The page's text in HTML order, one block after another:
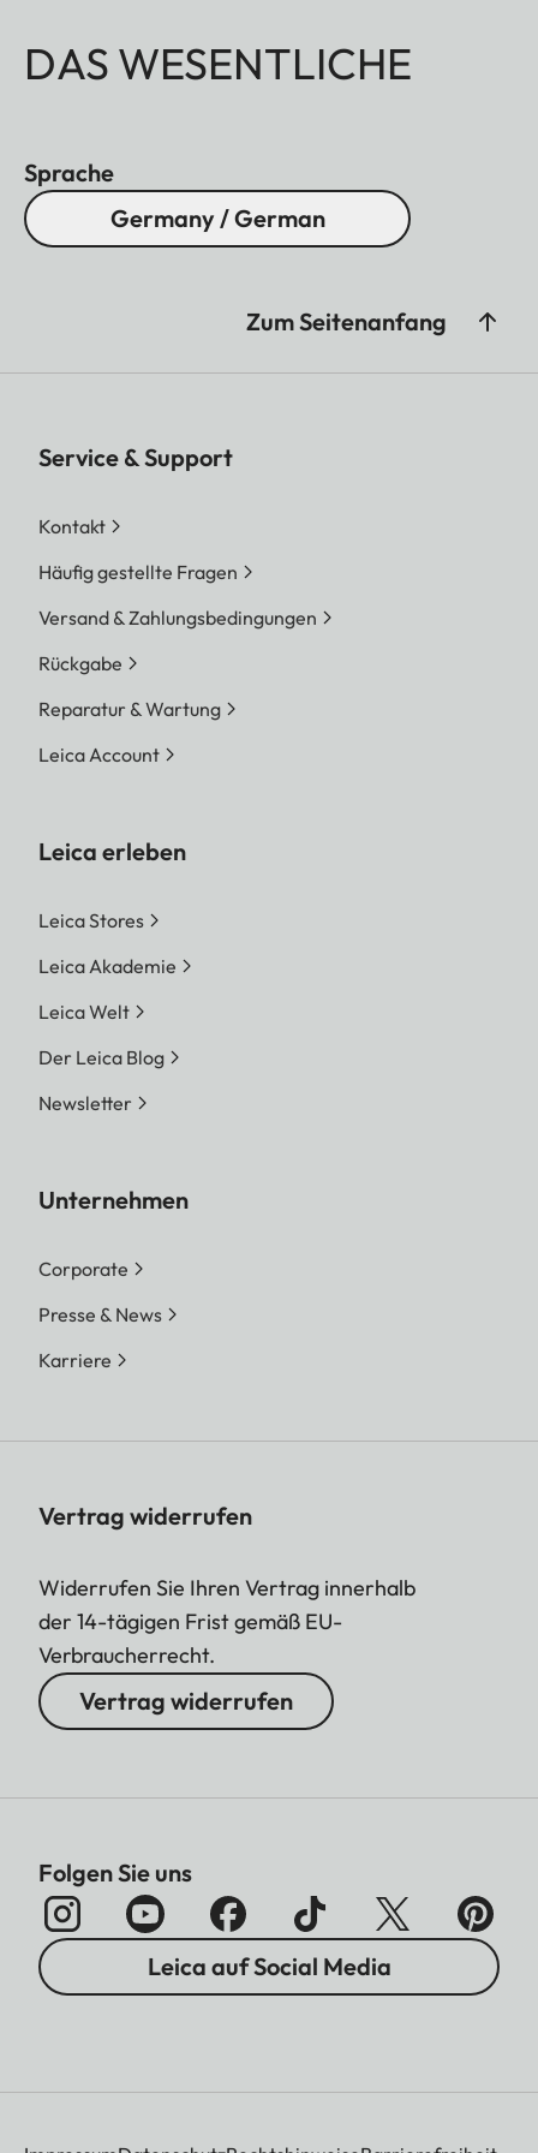
DAS WESENTLICHE
Sprache
Germany / German
Zum Seitenanfang
Service & Support
Kontakt
Häufig gestellte Fragen
Versand & Zahlungsbedingungen
Rückgabe
Reparatur & Wartung
Leica Account
Leica erleben
Leica Stores
Leica Akademie
Leica Welt
Der Leica Blog
Newsletter
Unternehmen
Corporate
Presse & News
Karriere
Vertrag widerrufen
Widerrufen Sie Ihren Vertrag innerhalb
der 14-tägigen Frist gemäß EU-
Verbraucherrecht.
Vertrag widerrufen
Folgen Sie uns
Leica auf Social Media